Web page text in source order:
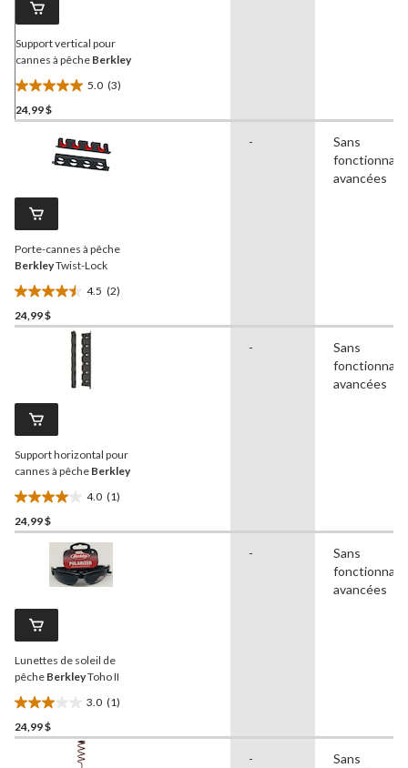
Support vertical pour
cannes à pêche Berkley
5.0 (3)
5.0
étoile(s)
24,99 $
Porte-cannes à pêche
BerkleyTwist-Lock
4.5 (2)
4.5
étoile(s)
évaluations
24,99 $
-
Sans
avancées
Support horizontal pour
cannes à pêche Berkley
4.0 (1)
4.0
étoile(s)
24,99 $
-
Sans
avancées
Lunettes de soleil de
pêche BerkleyToho II
3.0 (1)
3.0
étoile(s)
24,99 $
-
Sans
avancées
-
Sans